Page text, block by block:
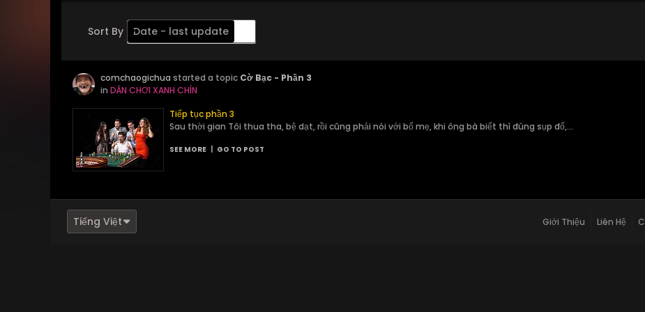
Sort By Date - last update
Order Descending
comchaogichua started a topic Cờ Bạc - Phần 3
in DÂN CHƠI XANH CHÍN
Tiếp tục phần 3
Sau thời gian Tôi thua tha, bệ dạt, rồi cũng phải nói với bố mẹ, khi ông bà biết thì đúng sụp đổ,...
SEE MORE GO TO POST
Tiếng Việt Giới Thiệu Liên Hệ